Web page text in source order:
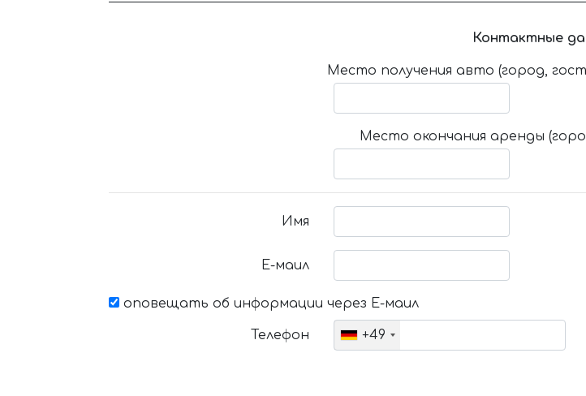
Контактные
Место получения авто (город,
Место окончания аренды
Имя
Е-маил
оповещать об информации через Е-маил
Телефон +49